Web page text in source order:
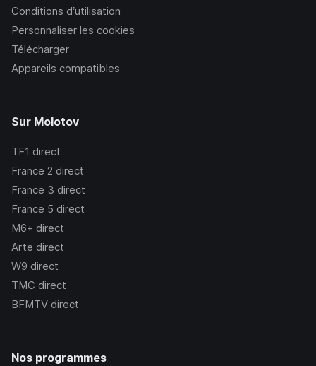
Conditions d’utilisation
Personnaliser les cookies
Télécharger
Appareils compatibles
Sur Molotov
TF1 direct
France 2 direct
France 3 direct
France 5 direct
M6+ direct
Arte direct
W9 direct
TMC direct
BFMTV direct
Nos programmes